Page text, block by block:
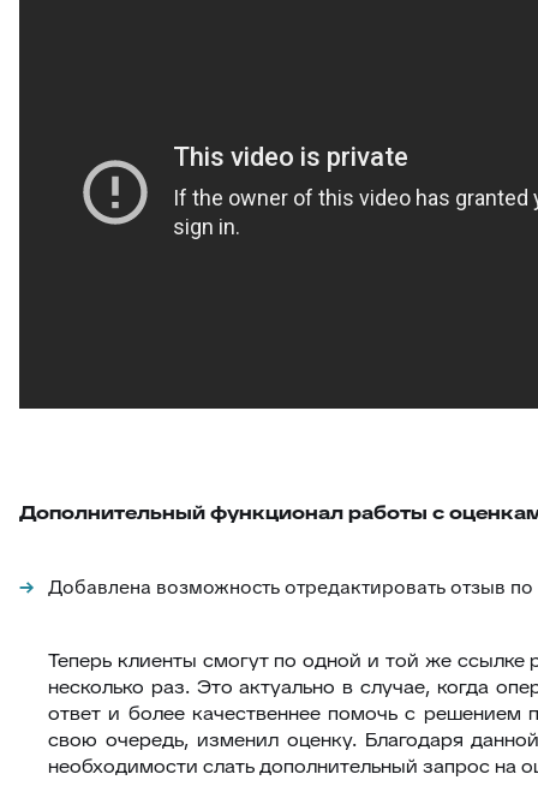
Дополнительный функционал работы с
Добавлена возможность отредактировать отзыв
Теперь клиенты смогут по одной и той же ссылке
несколько раз. Это актуально в случае, когда
ответ и более качественнее помочь с решением
свою очередь, изменил оценку. Благодаря
необходимости слать дополнительный запрос на